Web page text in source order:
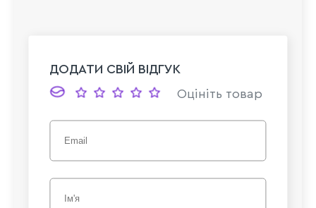
ДОДАТИ СВІЙ ВІДГУК
Оцініть товар